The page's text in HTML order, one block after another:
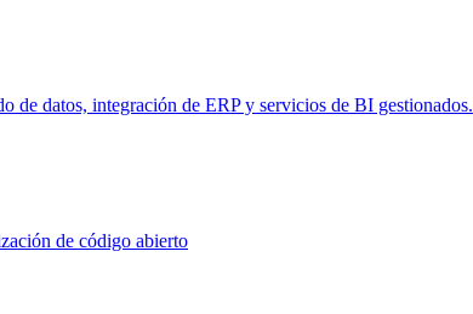
de datos, integración de ERP y servicios de BI gestionados.
de código abierto